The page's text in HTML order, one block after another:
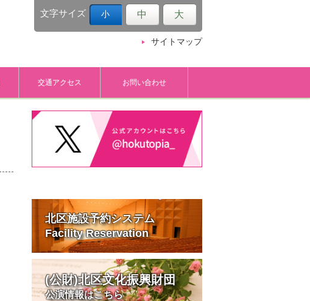
サイトマップ
文字サイズ 小 中 大
交通アクセス お問い合わせ
北区施設予約システム
Facility Reservation
(公財)北区文化振興財団
公演情報はこちら